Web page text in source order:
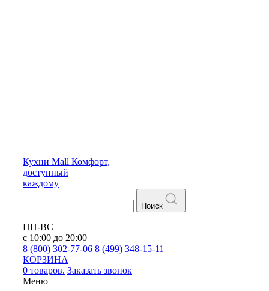
Кухни Mall Комфорт,
доступный
каждому
Поиск
ПН-ВС
с 10:00 до 20:00
8 (800) 302-77-06 8 (499) 348-15-11
КОРЗИНА
0 товаров. Заказать звонок
Меню